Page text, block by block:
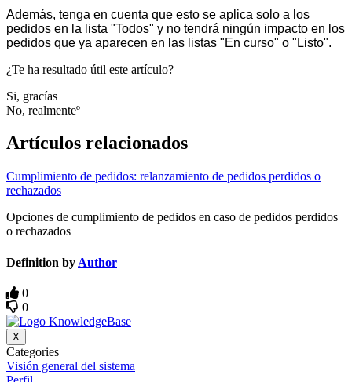
Además, tenga en cuenta que esto se aplica solo a los
pedidos en la lista "Todos" y no tendrá ningún impacto en los
pedidos que ya aparecen en las listas "En curso" o "Listo".
¿Te ha resultado útil este artículo?
Si, gracías
No, realmenteº
Artículos relacionados
Cumplimiento de pedidos: relanzamiento de pedidos perdidos o
rechazados
Opciones de cumplimiento de pedidos en caso de pedidos perdidos
o rechazados
Definition by Author
0
0
X
Categories
Visión general del sistema